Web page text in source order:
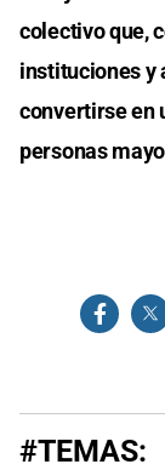
colectivo que,
instituciones y
convertirse en
personas
#TEMAS: